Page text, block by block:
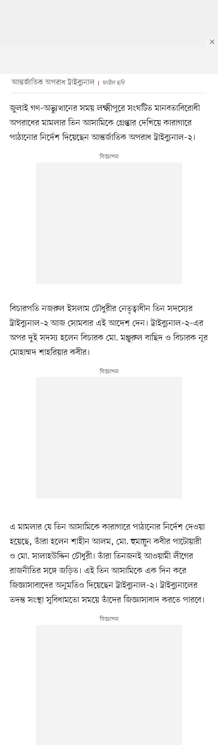
আন্তর্জাতিক অপরাধ ট্রাইব্যুনাল ফাইল ছবি
জুলাই গণ–অভ্যুত্থানের সময় লক্ষ্মীপুরে সংঘটিত মানবতাবিরোধী
অপরাধের মামলার তিন আসামিকে গ্রেপ্তার দেখিয়ে কারাগারে
পাঠানোর নির্দেশ দিয়েছেন আন্তর্জাতিক অপরাধ ট্রাইব্যুনাল–২।
বিচারপতি নজরুল ইসলাম চৌধুরীর নেতৃত্বাধীন তিন সদস্যের
ট্রাইব্যুনাল–২ আজ সোমবার এই আদেশ দেন। ট্রাইব্যুনাল–২–এর
অপর দুই সদস্য হলেন বিচারক মো. মঞ্জুরুল বাছিদ ও বিচারক নূর
মোহাম্মদ শাহরিয়ার কবীর।
এ মামলার যে তিন আসামিকে কারাগারে পাঠানোর নির্দেশ দেওয়া
হয়েছে, তাঁরা হলেন শাহীন আলম, মো. হুমায়ুন কবীর পাটোয়ারী
ও মো. সালাহউদ্দিন চৌধুরী। তাঁরা তিনজনই আওয়ামী লীগের
রাজনীতির সঙ্গে জড়িত। এই তিন আসামিকে এক দিন করে
জিজ্ঞাসাবাদের অনুমতিও দিয়েছেন ট্রাইব্যুনাল–২। ট্রাইব্যুনালের
তদন্ত সংস্থা সুবিধামতো সময়ে তাঁদের জিজ্ঞাসাবাদ করতে পারবে।